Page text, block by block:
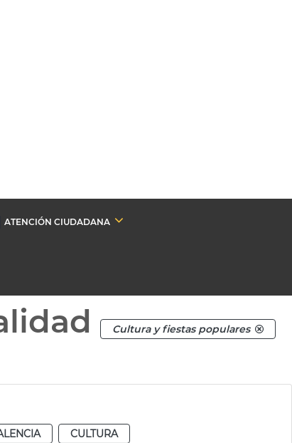
ATENCIÓN CIUDADANA
Cultura y fiestas populares
CULTURA